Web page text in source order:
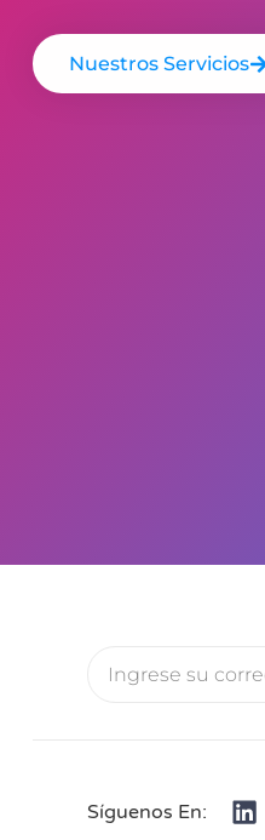
Nuestros Servicios
Síguenos En: